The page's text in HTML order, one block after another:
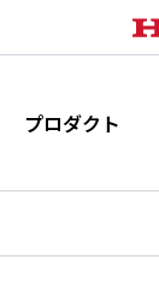
プロダクト